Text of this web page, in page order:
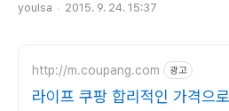
youlsa 2015. 9. 24. 15:37
http://m.coupang.com 광고
라이프 쿠팡 합리적인 가격으